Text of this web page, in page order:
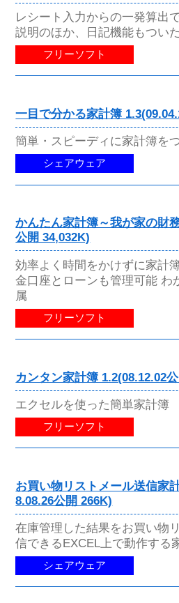
レシート入力からの一発算出
説明のほか、日記機能もつい
フリーソフト
一目で分かる家計簿
簡単・スピーディに家計簿を
シェアウェア
かんたん家計簿～我が家の財
公開 34,032K)
効率よく時間をかけずに家計
金口座とローンも管理可能 わ
属
フリーソフト
カンタン家計簿 1.2(08.12.02
エクセルを使った簡単家計簿
フリーソフト
お買い物リストメール送信家
8.08.26公開 266K)
在庫管理した結果をお買い物
信できるEXCEL上で動作する
シェアウェア